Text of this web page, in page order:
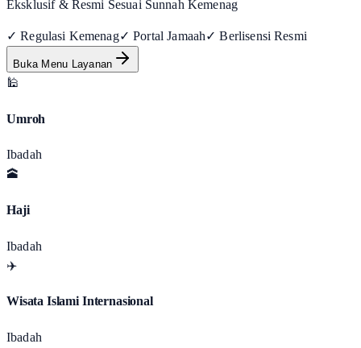
Eksklusif & Resmi Sesuai Sunnah Kemenag
✓ Regulasi Kemenag✓ Portal Jamaah✓ Berlisensi Resmi
Buka Menu Layanan
🕌
Umroh
Ibadah
🕋
Haji
Ibadah
✈️
Wisata Islami Internasional
Ibadah